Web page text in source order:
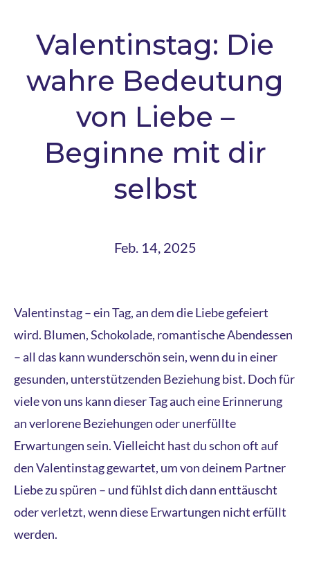
Valentinstag: Die
wahre Bedeutung
von Liebe –
Beginne mit dir
selbst
Feb. 14, 2025
Valentinstag – ein Tag, an dem die Liebe gefeiert
wird. Blumen, Schokolade, romantische Abendessen
– all das kann wunderschön sein, wenn du in einer
gesunden, unterstützenden Beziehung bist. Doch für
viele von uns kann dieser Tag auch eine Erinnerung
an verlorene Beziehungen oder unerfüllte
Erwartungen sein. Vielleicht hast du schon oft auf
den Valentinstag gewartet, um von deinem Partner
Liebe zu spüren – und fühlst dich dann enttäuscht
oder verletzt, wenn diese Erwartungen nicht erfüllt
werden.